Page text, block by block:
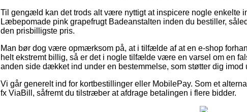
Til gengæld kan det trods alt være nyttigt at inspicere nogle enkelte
Læbepomade pink grapefrugt Badeanstalten inden du bestiller,
den prisbilligste pris.
Man bør dog være opmærksom på, at i tilfælde af at en e-shop
helt ekstremt billig, så er det i nogle tilfælde være en varsel om en
anden side dækket ind under en bestemmelse, som støtter dig
Vi går generelt ind for kortbestillinger eller MobilePay. Som et
fx ViaBill, såfremt du tilstræber at afdrage betalingen i flere bidder.